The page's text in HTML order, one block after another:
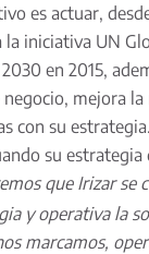
es actuar,
iniciativa UN
en 2015,
mejora la
con su
su
que Irizar se
y operativa la
marcamos,